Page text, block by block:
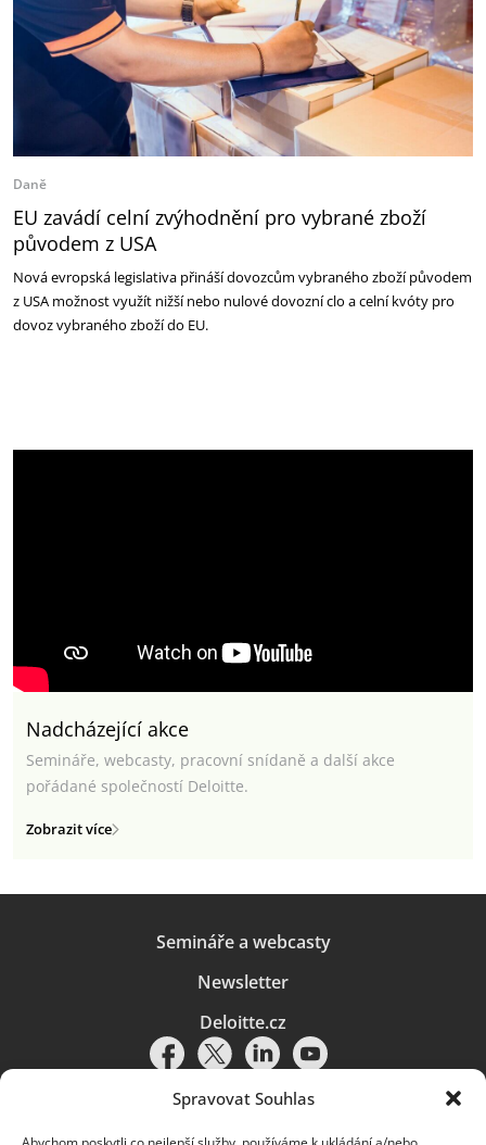
Spravovat Souhlas
Daně
EU zavádí celní zvýhodnění pro vybrané zboží
původem z USA
Nová evropská legislativa přináší dovozcům vybraného zboží původem
z USA možnost využít nižší nebo nulové dovozní clo a celní kvóty pro
dovoz vybraného zboží do EU.
Nadcházející akce
Semináře, webcasty, pracovní snídaně a další akce
pořádané společností Deloitte.
Zobrazit více
Semináře a webcasty
Newsletter
Deloitte.cz